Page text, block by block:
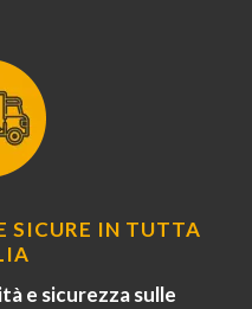
SICURE IN TUTTA
e sicurezza sulle